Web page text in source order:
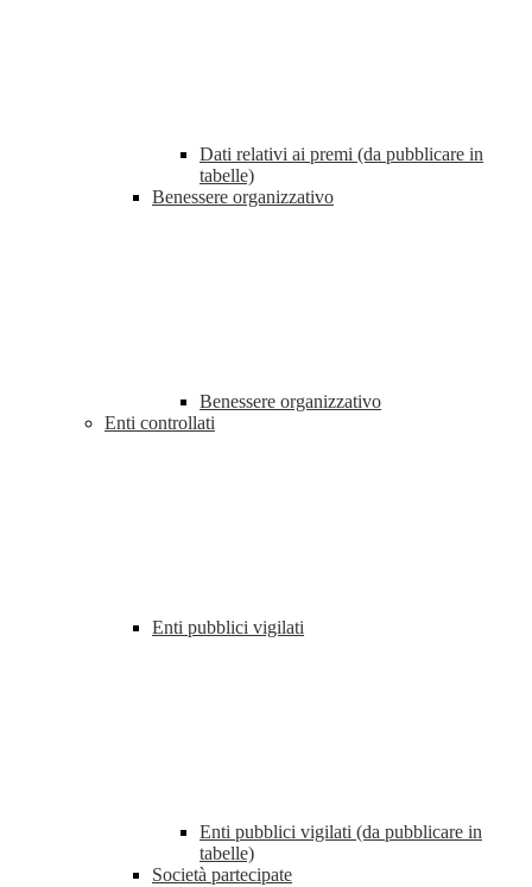
Dati relativi ai premi (da pubblicare in
tabelle)
Benessere organizzativo
Benessere organizzativo
Enti controllati
Enti pubblici vigilati
Enti pubblici vigilati (da pubblicare in
tabelle)
Società partecipate